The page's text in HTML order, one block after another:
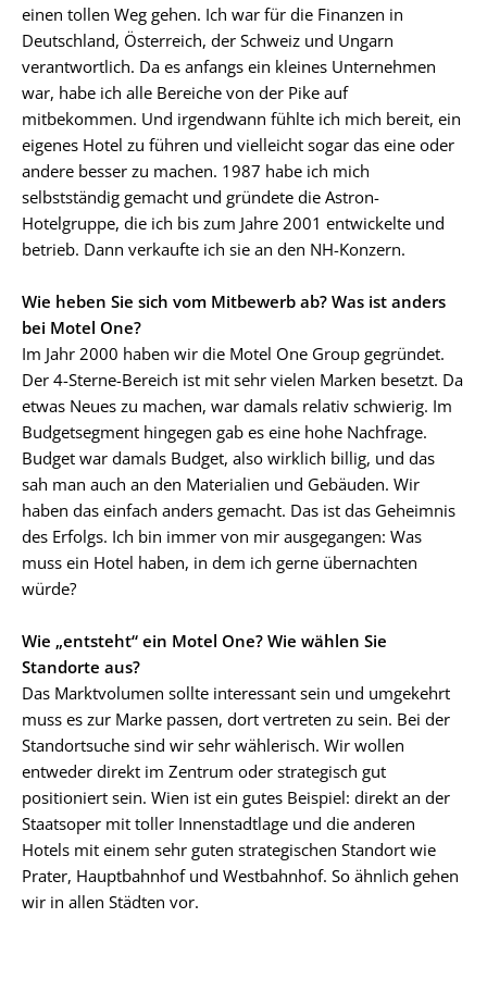
einen tollen Weg gehen. Ich war für die Finanzen in
Deutschland, Österreich, der Schweiz und Ungarn
verantwortlich. Da es anfangs ein kleines Unternehmen
war, habe ich alle Bereiche von der Pike auf
mitbekommen. Und irgendwann fühlte ich mich bereit, ein
eigenes Hotel zu führen und vielleicht sogar das eine oder
andere besser zu machen. 1987 habe ich mich
selbstständig gemacht und gründete die Astron-
Hotelgruppe, die ich bis zum Jahre 2001 entwickelte und
betrieb. Dann verkaufte ich sie an den NH-Konzern.
Wie heben Sie sich vom Mitbewerb ab? Was ist anders
bei Motel One?
Im Jahr 2000 haben wir die Motel One Group gegründet.
Der 4-Sterne-Bereich ist mit sehr vielen Marken besetzt. Da
etwas Neues zu machen, war damals relativ schwierig. Im
Budgetsegment hingegen gab es eine hohe Nachfrage.
Budget war damals Budget, also wirklich billig, und das
sah man auch an den Materialien und Gebäuden. Wir
haben das einfach anders gemacht. Das ist das Geheimnis
des Erfolgs. Ich bin immer von mir ausgegangen: Was
muss ein Hotel haben, in dem ich gerne übernachten
würde?
Wie „entsteht“ ein Motel One? Wie wählen Sie
Standorte aus?
Das Marktvolumen sollte interessant sein und umgekehrt
muss es zur Marke passen, dort vertreten zu sein. Bei der
Standortsuche sind wir sehr wählerisch. Wir wollen
entweder direkt im Zentrum oder strategisch gut
positioniert sein. Wien ist ein gutes Beispiel: direkt an der
Staatsoper mit toller Innenstadtlage und die anderen
Hotels mit einem sehr guten strategischen Standort wie
Prater, Hauptbahnhof und Westbahnhof. So ähnlich gehen
wir in allen Städten vor.